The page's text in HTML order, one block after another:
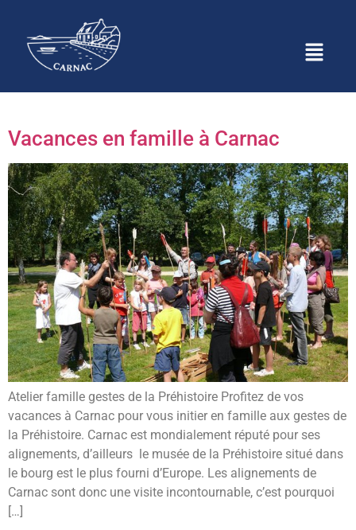
Étiquette :
famille carnac
Vacances en famille à Carnac
Atelier famille gestes de la Préhistoire Profitez de vos
vacances à Carnac pour vous initier en famille aux gestes de
la Préhistoire. Carnac est mondialement réputé pour ses
alignements, d’ailleurs le musée de la Préhistoire situé dans
le bourg est le plus fourni d’Europe. Les alignements de
Carnac sont donc une visite incontournable, c’est pourquoi
[…]